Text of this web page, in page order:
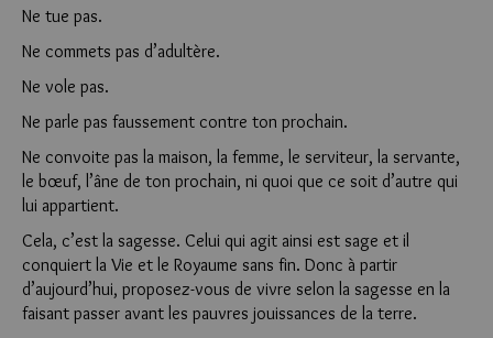
Ne tue pas.
Ne commets pas d’adultère.
Ne vole pas.
Ne parle pas faussement contre ton prochain.
Ne convoite pas la maison, la femme, le serviteur, la servante,
le bœuf, l’âne de ton prochain, ni quoi que ce soit d’autre qui
lui appartient.
Cela, c’est la sagesse. Celui qui agit ainsi est sage et il
conquiert la Vie et le Royaume sans fin. Donc à partir
d’aujourd’hui, proposez-vous de vivre selon la sagesse en la
faisant passer avant les pauvres jouissances de la terre.